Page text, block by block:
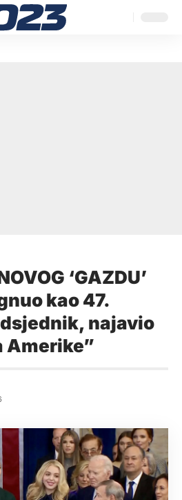
‘GAZDU’
kao 47.
najavio
Amerike”